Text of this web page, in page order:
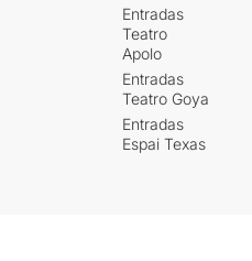
Entradas
Teatro
Apolo
Entradas
Teatro Goya
Entradas
Espai Texas